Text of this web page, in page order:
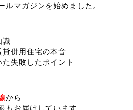
ルマガジンを始めました。
識
併用住宅の本音
失敗したポイント
から
もお届けしています。